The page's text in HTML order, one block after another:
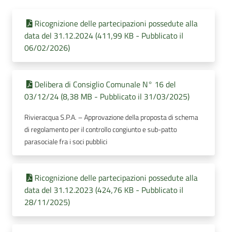
Ricognizione delle partecipazioni possedute alla
data del 31.12.2024 (411,99 KB - Pubblicato il
06/02/2026)
Delibera di Consiglio Comunale N° 16 del
03/12/24 (8,38 MB - Pubblicato il 31/03/2025)
Rivieracqua S.P.A. – Approvazione della proposta di schema
di regolamento per il controllo congiunto e sub-patto
parasociale fra i soci pubblici
Ricognizione delle partecipazioni possedute alla
data del 31.12.2023 (424,76 KB - Pubblicato il
28/11/2025)